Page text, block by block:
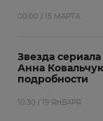
00:00 / 15 МАРТА
Звезда
Анна
подробности
10:30 / 19 ЯНВАРЯ